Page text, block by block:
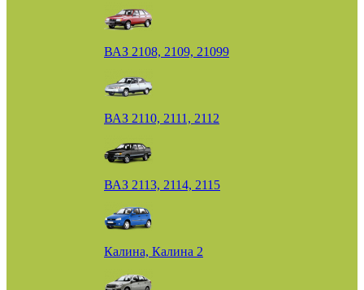
ВАЗ 2108, 2109, 21099
ВАЗ 2110, 2111, 2112
ВАЗ 2113, 2114, 2115
Калина, Калина 2